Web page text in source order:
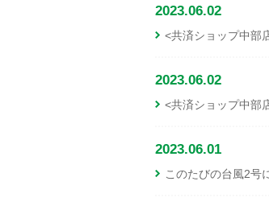
2023.06.02
<共済ショップ中部
2023.06.02
<共済ショップ中部
2023.06.01
このたびの台風2号